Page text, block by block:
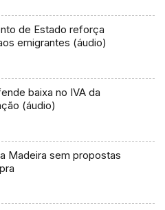
de Estado reforça
emigrantes (áudio)
baixa no IVA da
(áudio)
Madeira sem propostas